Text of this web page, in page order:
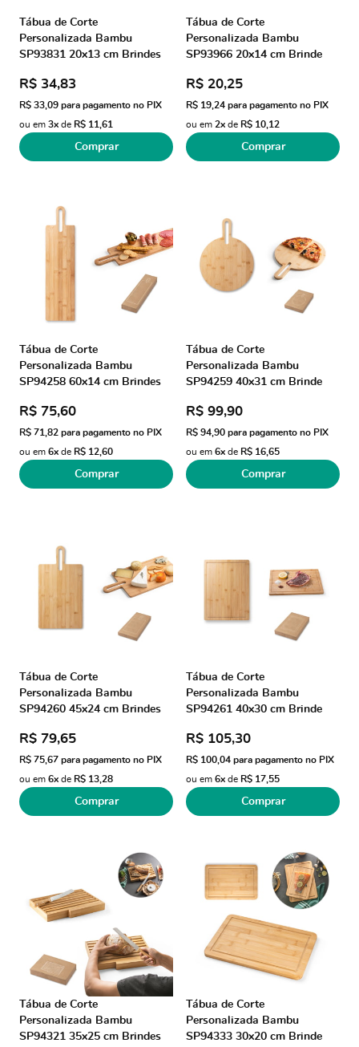
Tábua de Corte
Personalizada Bambu
SP93831 20x13 cm Brindes
R$ 34,83
R$ 33,09 para pagamento no PIX
ou em 3x de R$ 11,61
Comprar
Tábua de Corte
Personalizada Bambu
SP93966 20x14 cm Brinde
R$ 20,25
R$ 19,24 para pagamento no PIX
ou em 2x de R$ 10,12
Comprar
Tábua de Corte
Personalizada Bambu
SP94258 60x14 cm Brindes
R$ 75,60
R$ 71,82 para pagamento no PIX
ou em 6x de R$ 12,60
Comprar
Tábua de Corte
Personalizada Bambu
SP94259 40x31 cm Brinde
R$ 99,90
R$ 94,90 para pagamento no PIX
ou em 6x de R$ 16,65
Comprar
Tábua de Corte
Personalizada Bambu
SP94260 45x24 cm Brindes
R$ 79,65
R$ 75,67 para pagamento no PIX
ou em 6x de R$ 13,28
Comprar
Tábua de Corte
Personalizada Bambu
SP94261 40x30 cm Brinde
R$ 105,30
R$ 100,04 para pagamento no PIX
ou em 6x de R$ 17,55
Comprar
Tábua de Corte
Personalizada Bambu
SP94321 35x25 cm Brindes
Tábua de Corte
Personalizada Bambu
SP94333 30x20 cm Brinde